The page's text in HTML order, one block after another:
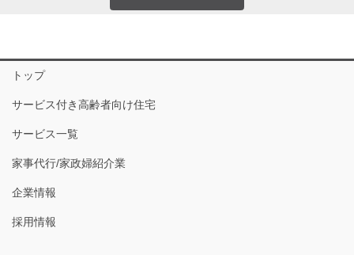
トップ
サービス付き高齢者向け住宅
サービス一覧
家事代行/家政婦紹介業
企業情報
採用情報